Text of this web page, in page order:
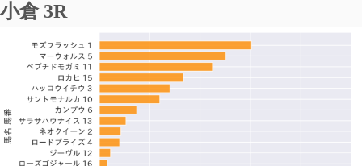
小倉 3R